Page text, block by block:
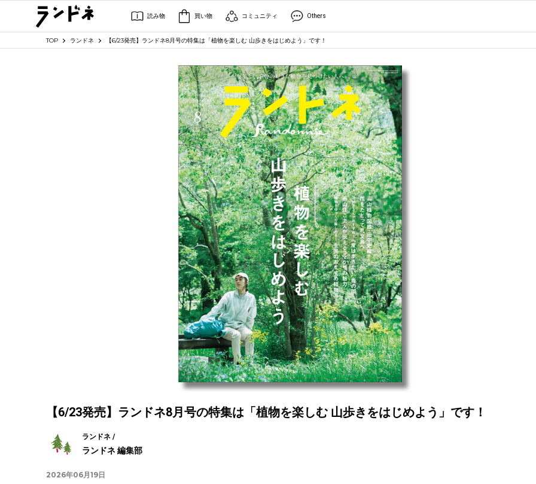
読み物 買い物 コミュニティ Others
TOP ランドネ 【6/23発売】ランドネ8月号の特集は「植物を楽しむ 山歩きをはじめよう」です！
【6/23発売】ランドネ8月号の特集は「植物を楽しむ 山歩きをはじめよう」です！
ランドネ /
ランドネ 編集部
2026年06月19日